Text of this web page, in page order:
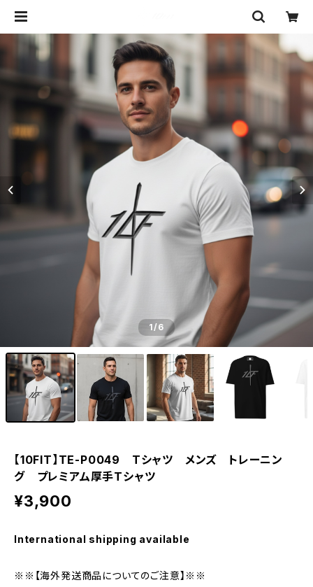
1/6
【10FIT】TE-P0049 Tシャツ メンズ トレーニン
グ プレミアム厚手Tシャツ
¥3,900
International shipping available
※※【海外発送商品についてのご注意】※※